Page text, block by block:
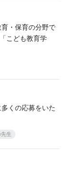
育・保育の分野で
こども教育学
くの応募をいた
生